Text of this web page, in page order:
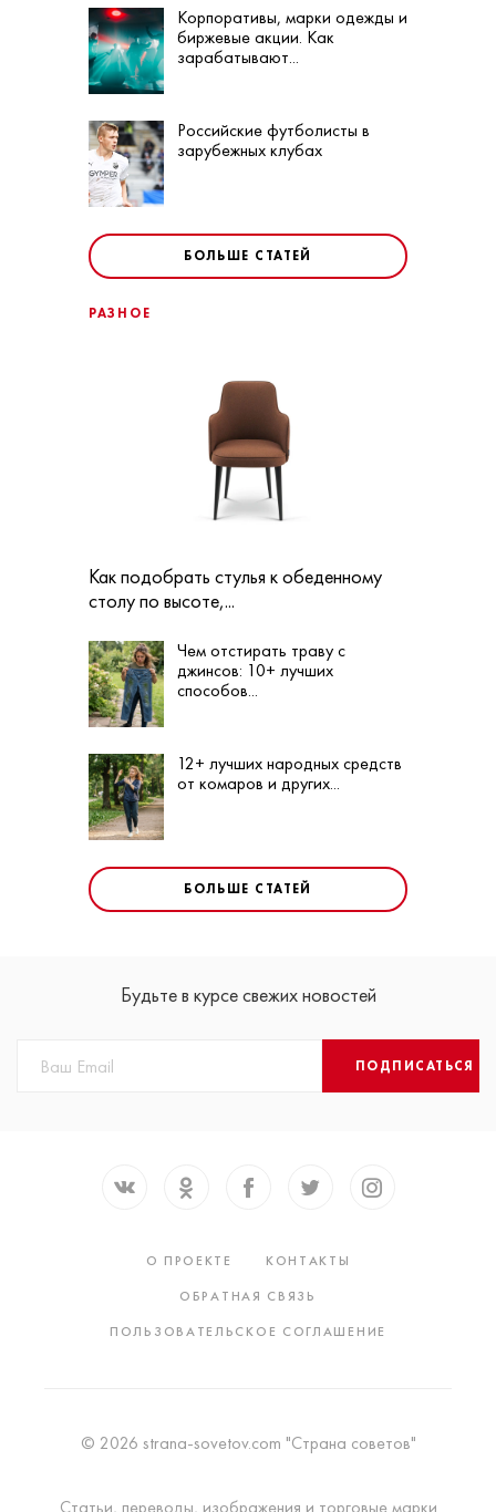
Корпоративы, марки одежды и
биржевые акции. Как
зарабатывают...
Российские футболисты в
зарубежных клубах
БОЛЬШЕ СТАТЕЙ
РАЗНОЕ
Как подобрать стулья к обеденному
столу по высоте,...
Чем отстирать траву с
джинсов: 10+ лучших
способов...
12+ лучших народных средств
от комаров и других...
БОЛЬШЕ СТАТЕЙ
Будьте в курсе свежих новостей
ПОДПИСАТЬСЯ
О ПРОЕКТЕ
КОНТАКТЫ
ОБРАТНАЯ СВЯЗЬ
ПОЛЬЗОВАТЕЛЬСКОЕ СОГЛАШЕНИЕ
© 2026 strana-sovetov.com "Страна советов"
Статьи, переводы, изображения и торговые марки